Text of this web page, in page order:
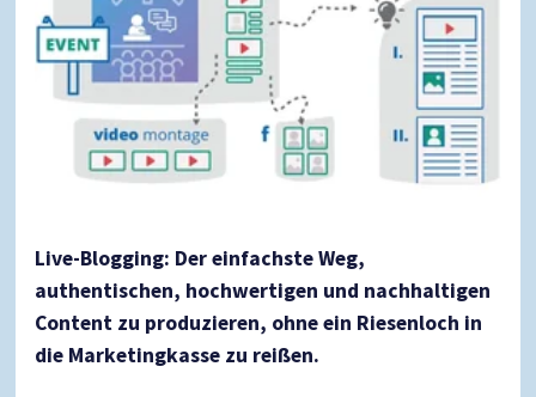
Live-Blogging: Der einfachste Weg,
authentischen, hochwertigen und nachhaltigen
Content zu produzieren, ohne ein Riesenloch in
die Marketingkasse zu reißen.